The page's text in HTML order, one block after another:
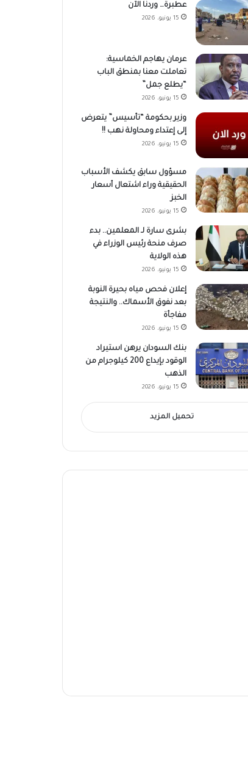
عطبرة… وردنا الآن
15 يونيو، 2026
عرمان يهاجم الخماسية:
تعاملت معنا بمنطق الباب
“يطلع جمل”
15 يونيو، 2026
وزير بحكومة “تأسيس” يتعرض
إلى إعتداء ومحاولة نهب !!
15 يونيو، 2026
مسؤول سابق يكشف الأسباب
الحقيقية وراء اشتعال أسعار
الخبز
15 يونيو، 2026
بشرى سارة لـ المعلمين.. بدء
صرف منحة رئيس الوزراء في
هذه الولاية
15 يونيو، 2026
إعلان فحص مياه بحيرة النوبة
بعد نفوق الأسماك.. والنتيجة
مفاجأة
15 يونيو، 2026
بنك السودان يرهن استيراد
الوقود بإيداع 200 كيلوجرام من
الذهب
15 يونيو، 2026
تحميل المزيد